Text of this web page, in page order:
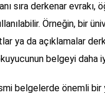
sıra derkenar
Örneğin, bir
ya da açıklamalar
belgeyi daha
belgelerde önemli